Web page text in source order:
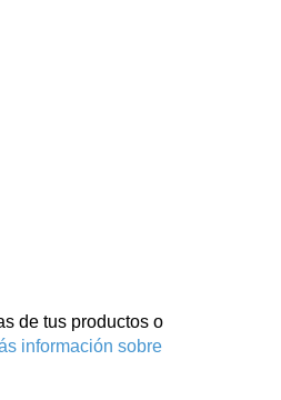
de tus productos o
información sobre